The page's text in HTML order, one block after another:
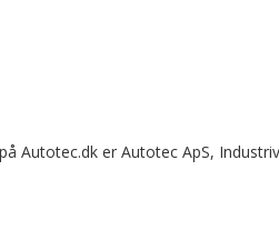
Autotec.dk er Autotec ApS,